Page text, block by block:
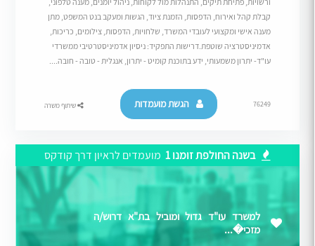
קבלת קהל ואירוח, הדפסות, הזמנת ציוד, הגשות ומעקב בנט המשפט, מתן
מענה אישי ומקצועי לעובדי המשרד, שלחויות, הדפסות, צילומים, כריכות,
אדמיניסטרציה שוטפת.דרישות התפקיד: ניסיון אדמיניסטרטיבי ממשרדי
עו"ד- יתרון משמעותי, ידע בתוכנת קומיט - יתרון, אנגלית - טובה - חובה....
76249 הגשת מועמדות שיתוף משרה
בשנה החולפת זומנו 1 מועמדים לראיון דרך קודקס
למשרד עו"ד גדול ומוביל בת"א דרוש/ה
מזכי�...